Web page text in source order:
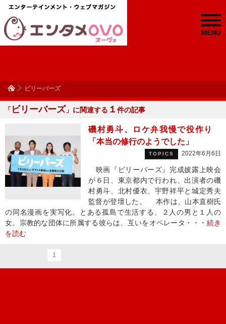
MENU
ビリーバーズ
「 ビリーバーズ 」に関連する １ 件の記事
磯村勇斗、ロケ弁我慢で役作り
「本当の修行のようでした」
TOPICS 2022年6月6日
映画『ビリーバーズ』完成披露上映会
が６日、東京都内で行われ、出演者の磯
村勇斗、北村優衣、宇野祥平と城定秀夫
監督が登壇した。 本作は、山本直樹氏
の同名漫画を実写化。とある孤島で生活する、２人の男と１人の
女。宗教的な団体に所属する彼らは、互いをオペレータ・・・ 続き
を読む
1